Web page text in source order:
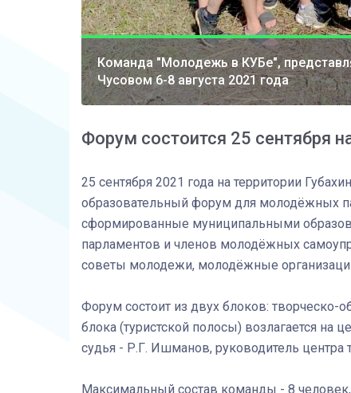
Команда "Молодежь в КУБе",
Чусовом 6-8 августа 2021 года
Форум состоится 25 сентября
25 сентября 2021 года на территории
образовательный форум для молодёжных
сформированные муниципальными
парламентов и членов молодёжных
советы молодежи, молодёжные
Форум состоит из двух блоков: творческо-
блока (туристской полосы) возлагается на
судья - Р.Г. Ишманов, руководитель
Максимальный состав команды - 8 человек,